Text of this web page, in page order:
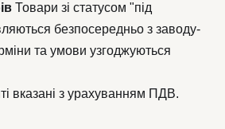
Товари зі статусом "під
безпосередньо з заводу-
та умови узгоджуються
вказані з урахуванням ПДВ.